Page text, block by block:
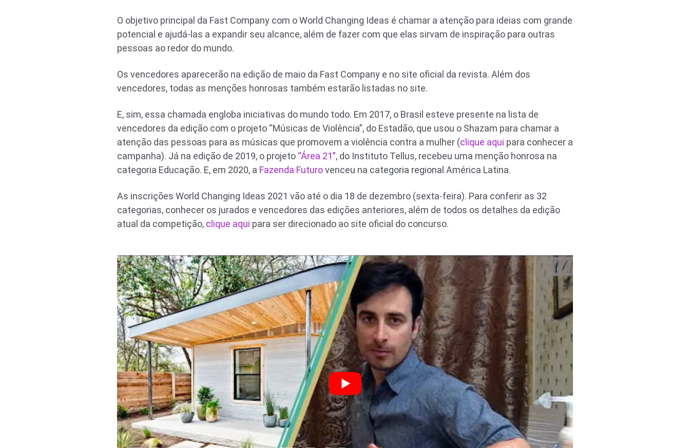
O objetivo principal da Fast Company com o World Changing Ideas é chamar a atenção para ideias com grande
potencial e ajudá-las a expandir seu alcance, além de fazer com que elas sirvam de inspiração para outras
pessoas ao redor do mundo.
Os vencedores aparecerão na edição de maio da Fast Company e no site oficial da revista. Além dos
vencedores, todas as menções honrosas também estarão listadas no site.
E, sim, essa chamada engloba iniciativas do mundo todo. Em 2017, o Brasil esteve presente na lista de
vencedores da edição com o projeto “Músicas de Violência”, do Estadão, que usou o Shazam para chamar a
atenção das pessoas para as músicas que promovem a violência contra a mulher (clique aqui para conhecer a
campanha). Já na edição de 2019, o projeto “Área 21”, do Instituto Tellus, recebeu uma menção honrosa na
categoria Educação. E, em 2020, a Fazenda Futurovenceu na categoria regional América Latina.
As inscrições World Changing Ideas 2021 vão até o dia 18 de dezembro (sexta-feira). Para conferir as 32
categorias, conhecer os jurados e vencedores das edições anteriores, além de todos os detalhes da edição
atual da competição, clique aqui para ser direcionado ao site oficial do concurso.